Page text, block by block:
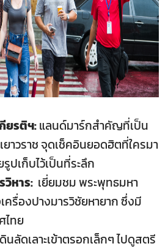
ยรติฯ:แลนด์มาร์กสำคัญที่เป็น
วราช จุดเช็คอินยอดฮิตที่ใครมา
ปเก็บไว้เป็นที่ระลึก
หาร: เยี่ยมชม พระพุทธมหา
รื่องปางมารวิชัยหายาก ซึ่งมี
ไทย
นลัดเลาะเข้าตรอกเล็กๆ ไปดูสตรี